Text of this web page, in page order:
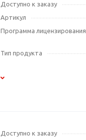
Доступно к заказу
Артикул
Программа лицензирования
Тип продукта
Доступно к заказу